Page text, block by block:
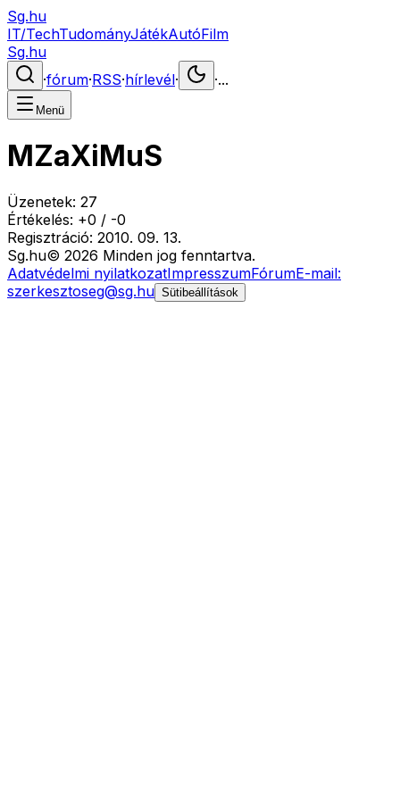
Sg.hu
IT/TechTudományJátékAutóFilm
Sg.hu
·fórum·RSS·hírlevél· ·...
Menü
MZaXiMuS
Üzenetek: 27
Értékelés: +0 / -0
Regisztráció: 2010. 09. 13.
Sg.hu© 2026 Minden jog fenntartva.
Adatvédelmi nyilatkozatImpresszumFórumE-mail:
szerkesztoseg@sg.hu Sütibeállítások